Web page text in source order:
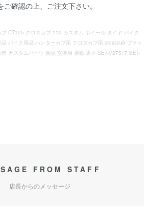
確認の上、ご注文下さい。
CT125 クロスカブ 110 カスタム ホイール タイヤ バイク
バイク用品 ハンターカブ用 クロスカブ用 crosscub ブラッ
カスタムパーツ 新品 交換用 通勤 通学 SET-V27517 SET-
FROM STAFF
店長からのメッセージ